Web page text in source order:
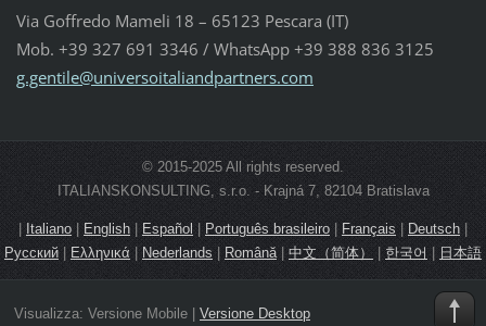
Via Goffredo Mameli 18 – 65123 Pescara (IT)
Mob. +39 327 691 3346 / WhatsApp +39 388 836 3125
g.gentile@universoitaliandpartners.com
© 2015-2025 All rights reserved.
ITALIANSKONSULTING, s.r.o. - Krajná 7, 82104 Bratislava
Italiano English Español | Português brasileiro Français Deutsch
Русский
Ελληνικά Nederlands Română| 中文（简体） 한국어 日本語
Visualizza: Versione Mobile| Versione Desktop